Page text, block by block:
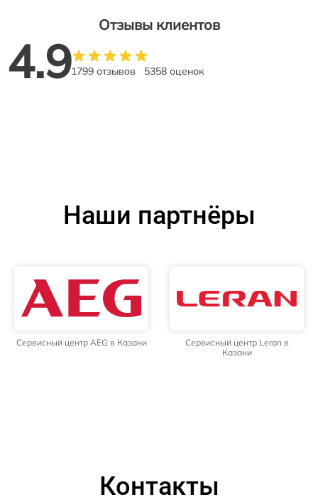
Отзывы клиентов
4.91799 отзывов 5358 оценок
Наши партнёры
Сервисный центр AEG в Казани
Сервисный центр Leran в
Казани
Контакты